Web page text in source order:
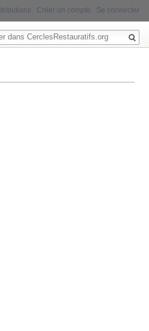
Créer un compte Se connecter